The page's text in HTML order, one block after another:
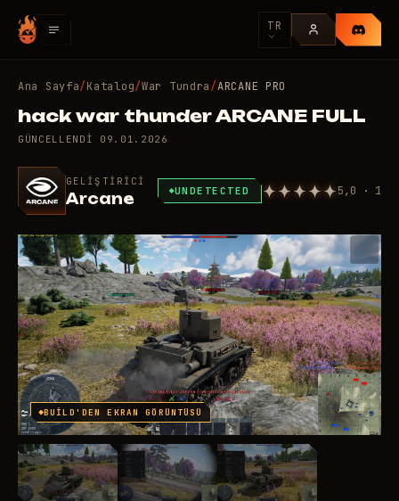
TR
Ana Sayfa/Katalog/War Tundra/ARCANE PRO
hack war thunder ARCANE FULL
GÜNCELLENDI 09.01.2026
GELIŞTIRICI
Arcane UNDETECTED 5,0 · 1
BUILD'DEN EKRAN GÖRÜNTÜSÜ